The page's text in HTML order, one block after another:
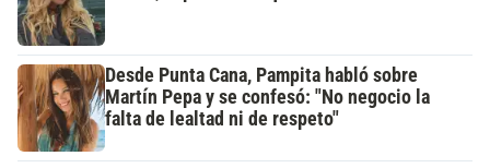
Desde Punta Cana, Pampita habló sobre
Martín Pepa y se confesó: "No negocio la
falta de lealtad ni de respeto"